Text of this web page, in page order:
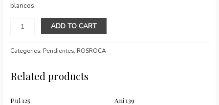
blancos.
Pen
quantity
ADD TO CART
Categories: Pendientes, ROSROCA
Related products
Pul 125 Ani 139